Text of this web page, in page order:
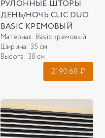
РУЛОННЫЕ ШТОРЫ
ДЕНЬ/НОЧЬ CLIC DUO
BASIC КРЕМОВЫЙ
Материал: Basic кремовый
Ширина: 35 см
Высота: 30 см
2190.68 ₽